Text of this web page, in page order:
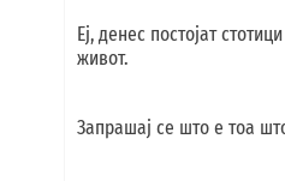
Еј, денес постојат
живот.
Запрашај се што е тоа